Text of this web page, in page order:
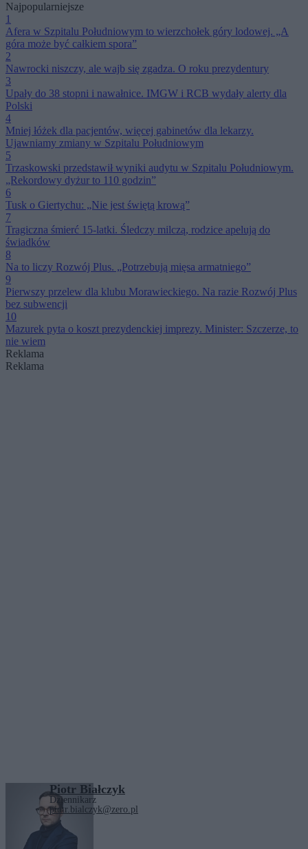
Najpopularniejsze
1
Afera w Szpitalu Południowym to wierzchołek góry lodowej. „A
góra może być całkiem spora”
2
Nawrocki niszczy, ale wajb się zgadza. O roku prezydentury
3
Upały do 38 stopni i nawałnice. IMGW i RCB wydały alerty dla
Polski
4
Mniej łóżek dla pacjentów, więcej gabinetów dla lekarzy.
Ujawniamy zmiany w Szpitalu Południowym
5
Trzaskowski przedstawił wyniki audytu w Szpitalu Południowym.
„Rekordowy dyżur to 110 godzin”
6
Tusk o Giertychu: „Nie jest świętą krową”
7
Tragiczna śmierć 15-latki. Śledczy milczą, rodzice apelują do
świadków
8
Na to liczy Rozwój Plus. „Potrzebują mięsa armatniego”
9
Pierwszy przelew dla klubu Morawieckiego. Na razie Rozwój Plus
bez subwencji
10
Mazurek pyta o koszt prezydenckiej imprezy. Minister: Szczerze, to
nie wiem
Reklama
Reklama
Piotr Białczyk
Dziennikarz
piotr.bialczyk@zero.pl